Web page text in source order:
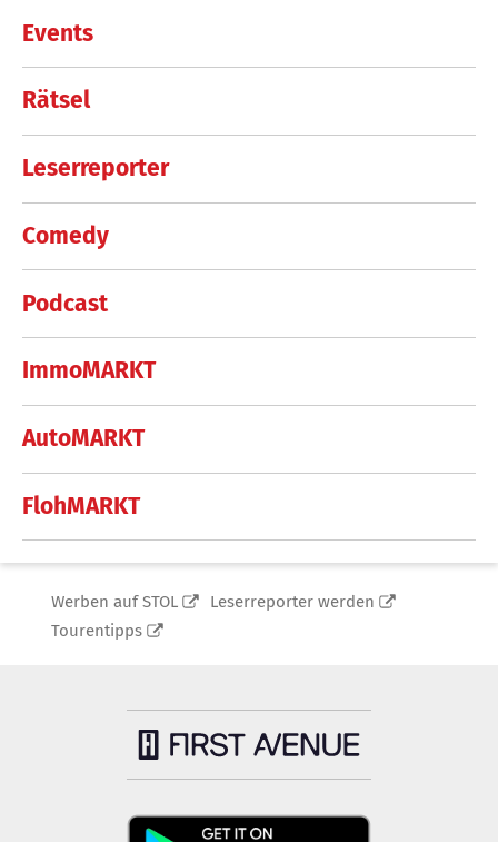
Events
Rätsel
Leserreporter
Comedy
Podcast
ImmoMARKT
AutoMARKT
FlohMARKT
Werben auf STOL
Leserreporter werden
Tourentipps